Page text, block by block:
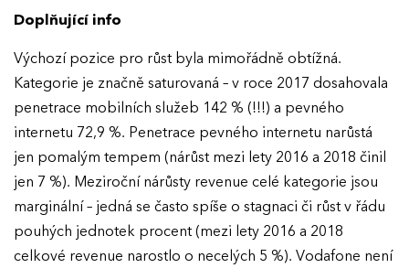
Doplňující info
Výchozí pozice pro růst byla mimořádně obtížná.
Kategorie je značně saturovaná – v roce 2017 dosahovala
penetrace mobilních služeb 142 % (!!!) a pevného
internetu 72,9 %. Penetrace pevného internetu narůstá
jen pomalým tempem (nárůst mezi lety 2016 a 2018 činil
jen 7 %). Meziroční nárůsty revenue celé kategorie jsou
marginální – jedná se často spíše o stagnaci či růst v řádu
pouhých jednotek procent (mezi lety 2016 a 2018
celkové revenue narostlo o necelých 5 %). Vodafone není